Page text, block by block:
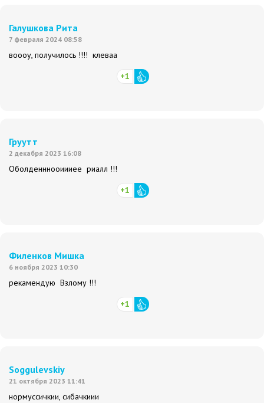
Галушкова Рита
7 февраля 2024 08:58
воооу, получилось !!!! клеваа
+1
Груутт
2 декабря 2023 16:08
Оболденннооиииее риалл !!!
+1
Филенков Мишка
6 ноября 2023 10:30
рекамендую Взлому !!!
+1
Soggulevskiy
21 октября 2023 11:41
нормуссичкии, сибачкиии